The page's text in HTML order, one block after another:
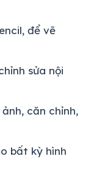
để vẽ
sửa nội
căn chỉnh,
bất kỳ hình